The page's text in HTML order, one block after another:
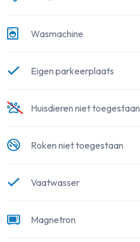
Wasmachine
Eigen parkeerplaats
Huisdieren niet toegestaan
Roken niet toegestaan
Vaatwasser
Magnetron